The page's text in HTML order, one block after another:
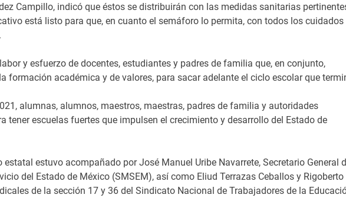
Campillo, indicó que éstos se distribuirán con las medidas sanitarias
está listo para que, en cuanto el semáforo lo permita, con todos los cuidados
y esfuerzo de docentes, estudiantes y padres de familia que, en conjunto,
formación académica y de valores, para sacar adelante el ciclo escolar que
alumnas, alumnos, maestros, maestras, padres de familia y autoridades
tener escuelas fuertes que impulsen el crecimiento y desarrollo del Estado de
estatal estuvo acompañado por José Manuel Uribe Navarrete, Secretario General
del Estado de México (SMSEM), así como Eliud Terrazas Ceballos y Rigoberto
de la sección 17 y 36 del Sindicato Nacional de Trabajadores de la